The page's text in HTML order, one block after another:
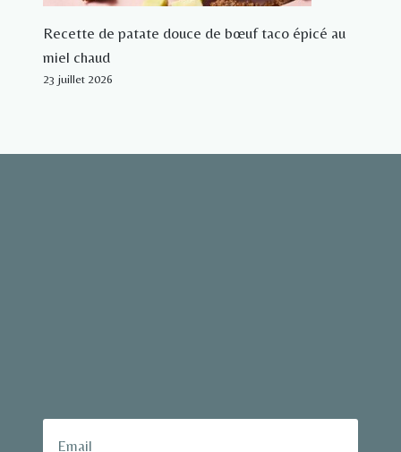
Recette de patate douce de bœuf taco épicé au
miel chaud
23 juillet 2026